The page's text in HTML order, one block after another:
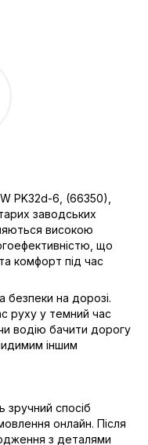
PK32d-6, (66350),
заводських
високою
що
комфорт під час
безпеки на дорозі.
руху у темний час
водію бачити дорогу
іншим
спосіб
онлайн. Після
з деталями